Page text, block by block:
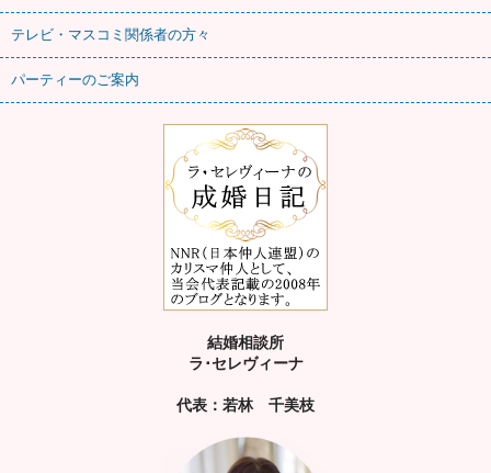
テレビ・マスコミ関係者の方々
パーティーのご案内
結婚相談所
ラ･セレヴィーナ
代表：若林 千美枝